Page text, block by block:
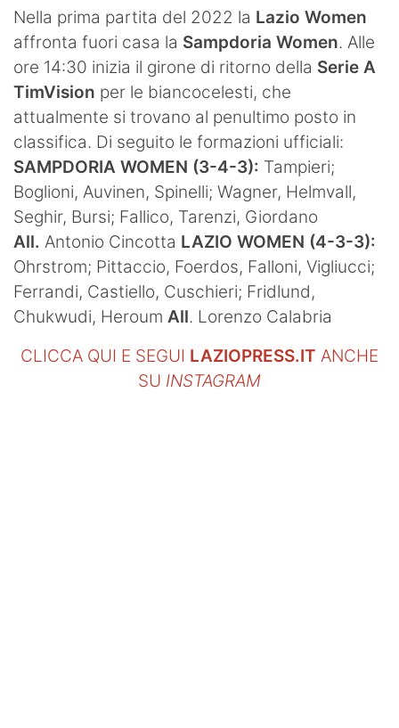
Nella prima partita del 2022 la Lazio Women
affronta fuori casa la Sampdoria Women. Alle
ore 14:30 inizia il girone di ritorno della Serie A
TimVision per le biancocelesti, che
attualmente si trovano al penultimo posto in
classifica. Di seguito le formazioni ufficiali:
SAMPDORIA WOMEN (3-4-3): Tampieri;
Boglioni, Auvinen, Spinelli; Wagner, Helmvall,
Seghir, Bursi; Fallico, Tarenzi, Giordano
All. Antonio Cincotta LAZIO WOMEN (4-3-3):
Ohrstrom; Pittaccio, Foerdos, Falloni, Vigliucci;
Ferrandi, Castiello, Cuschieri; Fridlund,
Chukwudi, Heroum All. Lorenzo Calabria
CLICCA QUI E SEGUI LAZIOPRESS.IT ANCHE
SU INSTAGRAM